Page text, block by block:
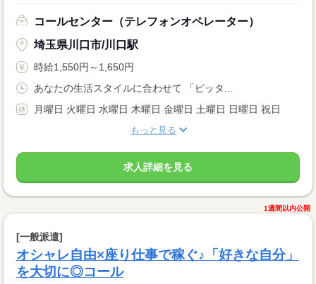
コールセンター（テレフォンオペレーター）
埼玉県川口市/川口駅
時給1,550円～1,650円
あなたの生活スタイルに合わせて 「ピッタ...
月曜日 火曜日 水曜日 木曜日 金曜日 土曜日 日曜日 祝日
もっと見る
求人詳細を見る
1週間以内公開
[一般派遣]
オシャレ自由×座り仕事で稼ぐ♪「好きな自分」
を大切に◎コール